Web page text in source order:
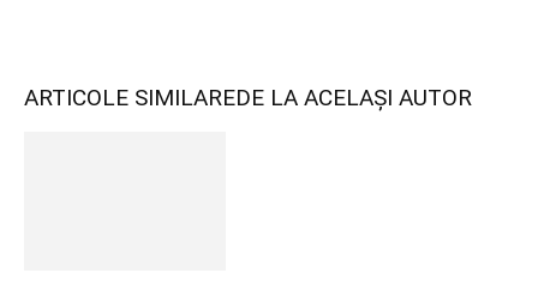
ARTICOLE SIMILAREDE LA ACELAȘI AUTOR